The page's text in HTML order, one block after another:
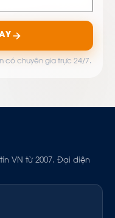
có chuyên gia trực 24/7.
VN từ 2007. Đại diện